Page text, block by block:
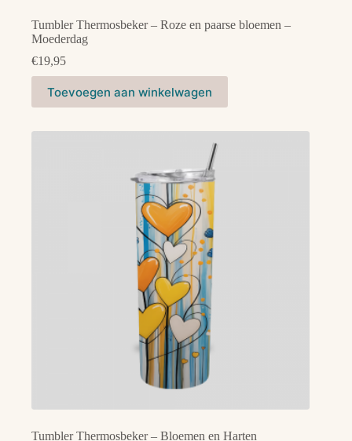
Tumbler Thermosbeker – Roze en paarse bloemen –
Moederdag
€19,95
Toevoegen aan winkelwagen
Tumbler Thermosbeker – Bloemen en Harten